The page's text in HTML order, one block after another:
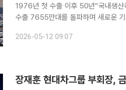
1976년 첫 수출 이후 50년“국내생산촉진세제 도입해야” 한국
수출 7655만대를 돌파하며 새로운
가 거세지는 상황에서 국내 생산 기반
2026-05-12 09:07
장재훈 현대차그룹 부회장,